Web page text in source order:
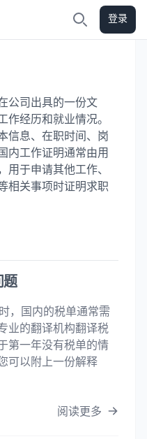
登录
公司出具的一份文
经历和就业情况。
信息、在职时间、岗
内工作证明通常由用
于申请其他工作、
相关事项时证明求职
题
，国内的税单通常需
业的翻译机构翻译税
第一年没有税单的情
可以附上一份解释
阅读更多